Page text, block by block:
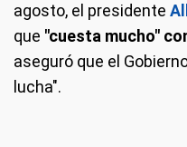
agosto, el presidente
que "cuesta mucho"
aseguró que el
lucha".